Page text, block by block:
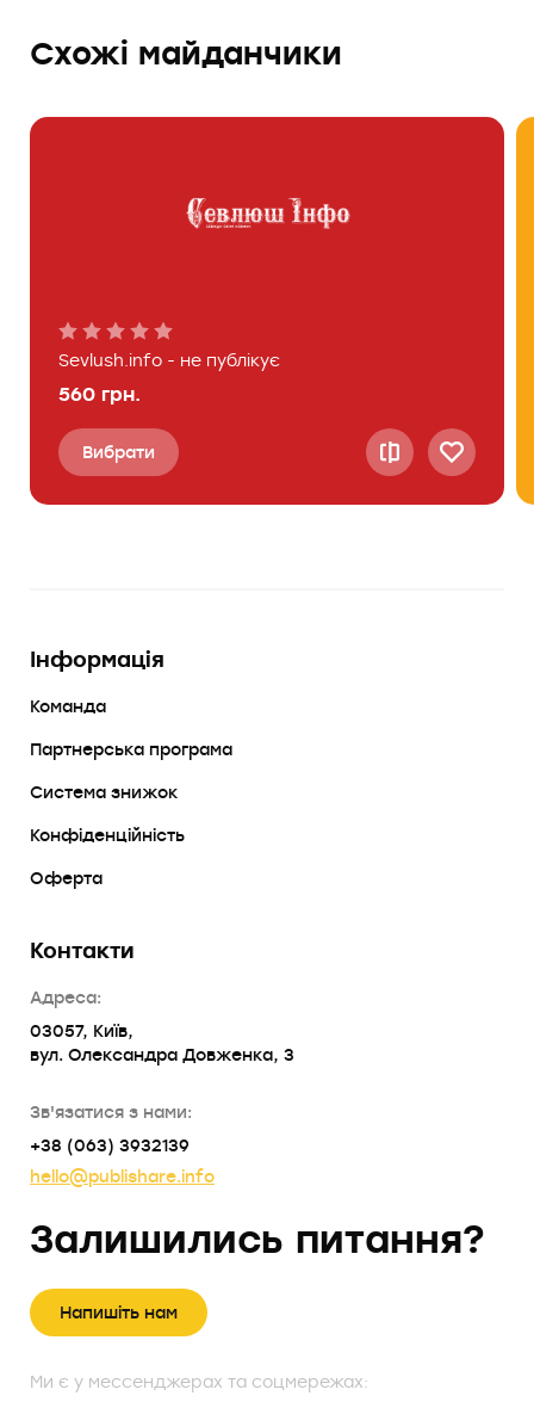
Cхожі майданчики
Sevlush.info - не публікує
560 грн.
Вибрати
Інформація
Команда
Партнерська програма
Система знижок
Конфіденційність
Оферта
Контакти
Адреса:
03057, Київ,
вул. Олександра Довженка, 3
Зв'язатися з нами:
+38 (063) 3932139
hello@publishare.info
Залишились питання?
Напишіть нам
Ми є у мессенджерах та соцмережах: